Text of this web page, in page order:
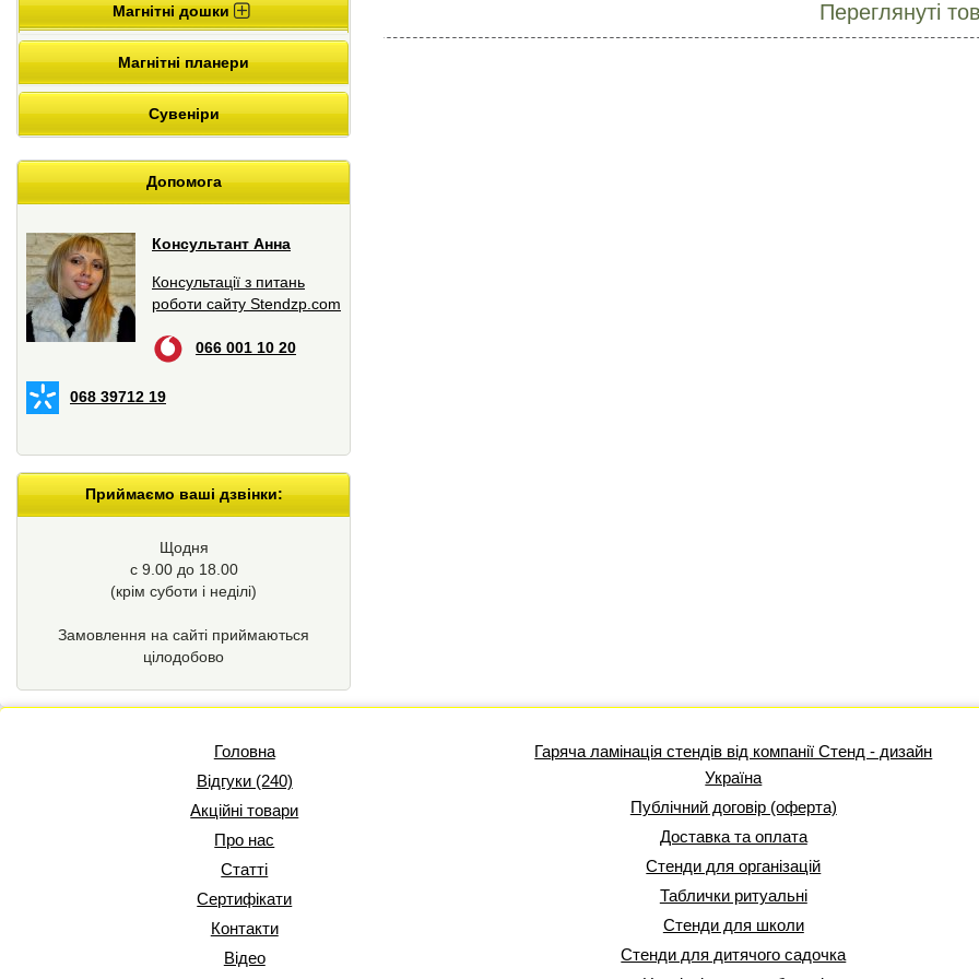
Магнітні дошки
Магнітні планери
Сувеніри
Допомога
Консультант Анна
Консультації з питань
роботи сайту Stendzp.com
066 001 10 20
068 39712 19
Приймаємо ваші дзвінки:
Щодня
с 9.00 до 18.00
(крім суботи і неділі)
Замовлення на сайті приймаються
цілодобово
Переглянуті
Головна
Відгуки (240)
Акційні товари
Про нас
Статті
Сертифікати
Контакти
Відео
Гаряча ламінація стендів від компанії Стенд - дизайн
Україна
Публічний договір (оферта)
Доставка та оплата
Стенди для організацій
Таблички ритуальні
Стенди для школи
Стенди для дитячого садочка